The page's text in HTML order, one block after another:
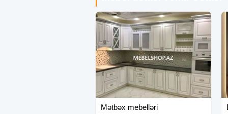
Mətbəx mebelləri